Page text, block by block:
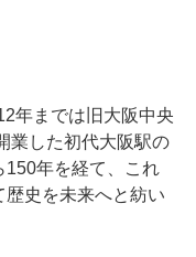
年までは旧大阪中央
業した初代大阪駅の
150年を経て、これ
史を未来へと紡い